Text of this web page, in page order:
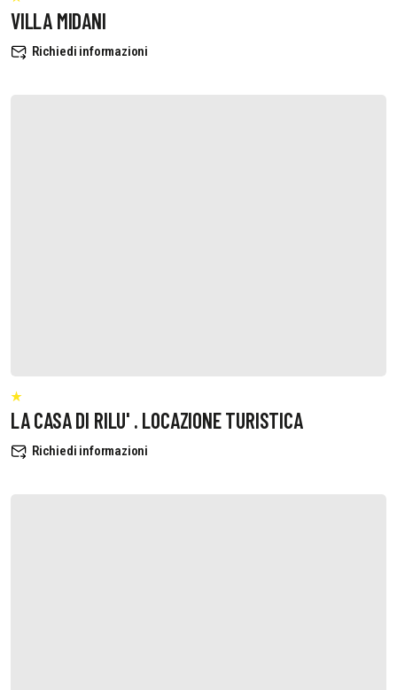
VILLA MIDANI
Richiedi informazioni
LA CASA DI RILU' . LOCAZIONE TURISTICA
Richiedi informazioni